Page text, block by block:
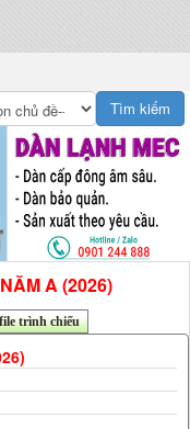
A (2026)
trình chiếu